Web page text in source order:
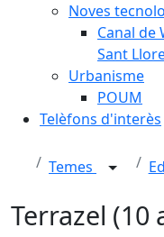
Noves
Canal de
Sant
Urbanisme
POUM
Telèfons d'interès
Temes
Terrazel (10